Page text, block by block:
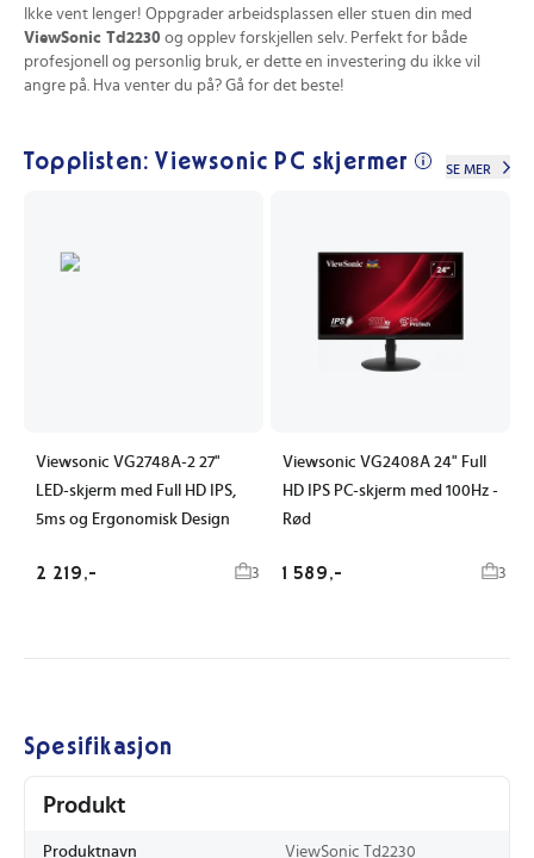
Ikke vent lenger! Oppgrader arbeidsplassen eller stuen din med
ViewSonic Td2230 og opplev forskjellen selv. Perfekt for både
profesjonell og personlig bruk, er dette en investering du ikke vil
angre på. Hva venter du på? Gå for det beste!
Topplisten: Viewsonic PC skjermer SE MER
Viewsonic VG2748A-2 27"
LED-skjerm med Full HD IPS,
5ms og Ergonomisk Design
2 219,- 3
Viewsonic VG2408A 24" Full
HD IPS PC-skjerm med 100Hz -
Rød
1 589,- 3
Spesifikasjon
Produkt
Produktnavn ViewSonic Td2230